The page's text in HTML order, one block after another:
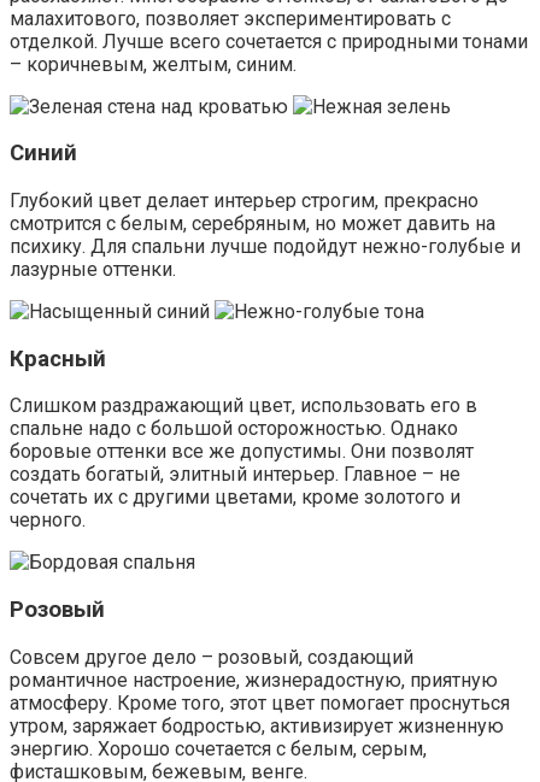
Розовый
Совсем другое дело – розовый, создающий
романтичное настроение, жизнерадостную, приятную
утром, заряжает бодростью, активизирует жизненную
энергию. Хорошо сочетается с белым, серым,
фисташковым, бежевым, венге.
Сиреневый
Спокойный нежный цвет, создающий атмосферу
таинственности. Является оттенком фиолетового, но, в
отличие от него, обладает мягкостью и теплотой. Хорошо
сочетается с белым, бежевым, молочным, голубым,
фиолетовым, салатовым. Подходит чувствительным
тонким натурам, однако у некоторых людей может
вызывать беспокойство.
Вам будет интересно
Важно! Не стоит слепо следовать советам
дизайнеров интерьеров. Вполне гармоничные
с точки зрения специалистов цветовые
комбинации иногда вызывают неприятие,
доходящее до раздражения. Выбор основного